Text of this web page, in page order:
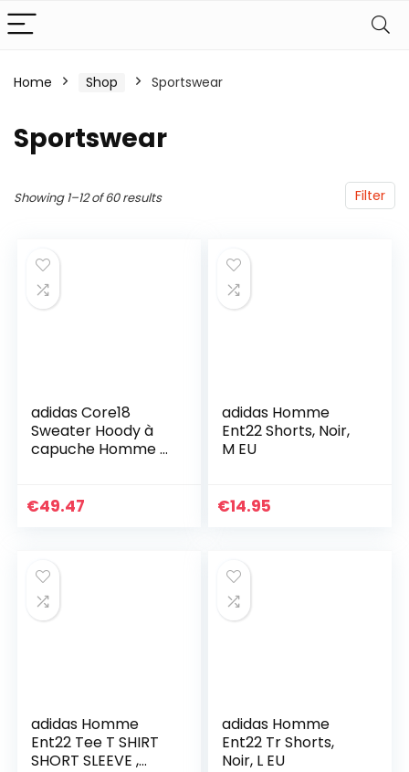
Home Shop Sportswear
Sportswear
Filter
Showing 1–12 of 60 results
adidas Core18
Sweater Hoody à
capuche Homme –
€49.47
adidas Homme
Ent22 Shorts, Noir,
M EU
€14.95
adidas Homme
Ent22 Tee T SHIRT
SHORT SLEEVE ,
adidas Homme
Ent22 Tr Shorts,
Noir, L EU